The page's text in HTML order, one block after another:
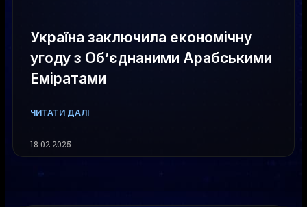
Україна заключила економічну
угоду з Об’єднаними Арабськими
Еміратами
ЧИТАТИ ДАЛІ
18.02.2025